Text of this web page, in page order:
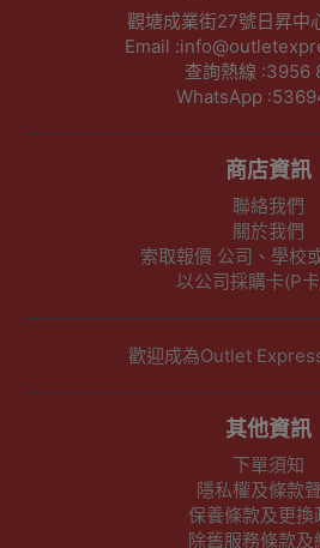
觀塘成業街27號日昇中
Email
查詢熱線 :3956
WhatsApp
商店資訊
聯絡我們
關於我們
索取報價 公司、學校
以公司採購卡(P
歡迎成為Outlet
其他資訊
下單須知
隱私權及條款
保養條款及更換
除舊服務條款及